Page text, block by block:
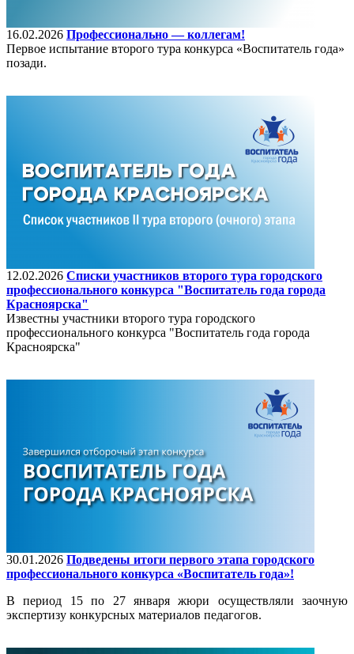
16.02.2026 Профессионально — коллегам!
Первое испытание второго тура конкурса «Воспитатель года»
позади.
12.02.2026 Списки участников второго тура городского
профессионального конкурса "Воспитатель года города
Красноярска"
Известны участники второго тура городского
профессионального конкурса "Воспитатель года города
Красноярска"
30.01.2026 Подведены итоги первого этапа городского
профессионального конкурса «Воспитатель года»!
В период 15 по 27 января жюри осуществляли заочную
экспертизу конкурсных материалов педагогов.